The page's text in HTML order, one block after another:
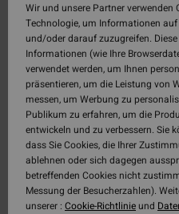
Wir und unsere Partner verwenden
Technologie, um Informationen
und/oder darauf zuzugreifen.
Informationen (wie Ihre
verwendet werden, um Ihnen
präsentieren, um die Leistung von
messen, um Werbung zu
Publikum zu erfahren, um die
entwickeln und zu verbessern. Sie
dass Sie Cookies, die Ihrer
ablehnen oder sich dagegen
betreffenden Cookies nicht
Messung der Besucherzahlen).
unserer : Cookie-Richtlinieund